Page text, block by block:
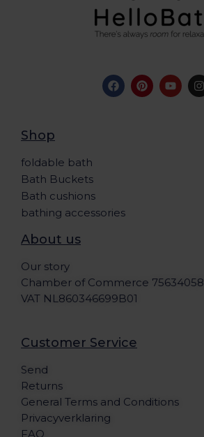
Shop
foldable bath
Bath Buckets
Bath cushions
bathing accessories
About us
Our story
Chamber of Commerce 75634058
VAT NL860346699B01
Customer Service
Send
Returns
General Terms and Conditions
Privacyverklaring
FAQ